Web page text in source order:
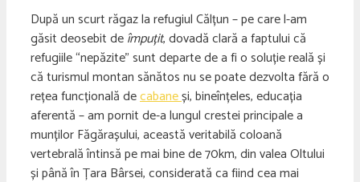
După un scurt răgaz la refugiul Călțun – pe care l-am
găsit deosebit deîmpuțit, dovadă clară a faptului că
refugiile “nepăzite” sunt departe de a fi o soluție reală și
că turismul montan sănătos nu se poate dezvolta fără o
rețea funcțională decabaneși, bineînțeles, educația
aferentă – am pornit de-a lungul crestei principale a
munților Făgărașului, această veritabilă coloană
vertebrală întinsă pe mai bine de 70km, din valea Oltului
și până în Țara Bârsei, considerată ca fiind cea mai